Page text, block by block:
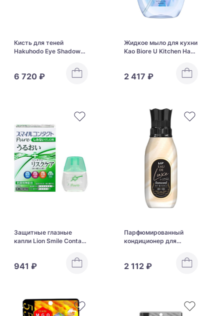
Кисть для теней
Hakuhodo Eye Shadow
6 720 ₽
Жидкое мыло для кухни
Kao Biore U Kitchen Hand
2 417 ₽
Защитные глазные
капли Lion Smile Contact
941 ₽
Парфюмированный
кондиционер для
разглаживания ткани
LENOR Eau De Luxe
2 112 ₽